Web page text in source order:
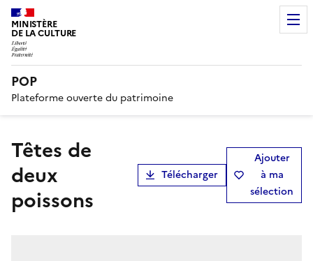
MINISTÈRE
DE LA CULTURE
POP
Plateforme ouverte du patrimoine
Têtes de
deux
poissons
Télécharger
Ajouter
à ma
sélection